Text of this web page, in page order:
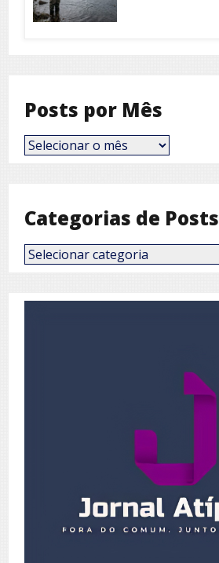
Posts por Mês
Posts
por
Categorias de Posts
Categorias
de